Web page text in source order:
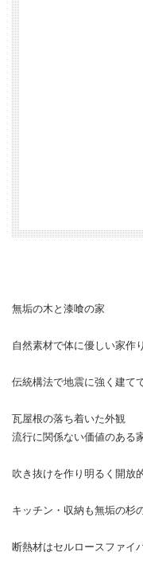
無垢の木と漆喰の家
自然素材で体に優しい家作り
伝統構法で地震に強く建て
瓦屋根の落ち着いた外観
流行に関係ない価値のある
吹き抜けを作り明るく開放
キッチン・収納も無垢の杉
断熱材はセルロースファイ